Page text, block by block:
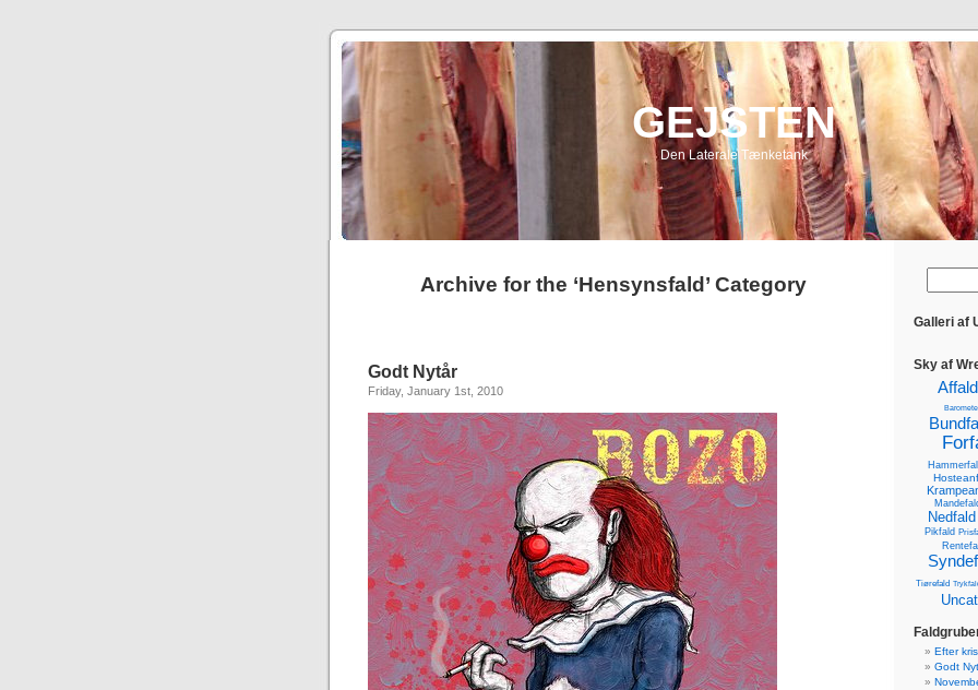
GEJSTEN
Den Laterale Tænketank
Archive for the ‘Hensynsfald’ Category
Godt Nytår
Friday, January 1st, 2010
Galleri af
Sky af
Affald
Nedfald
Pikfald
Tiørefald
Efter
Godt